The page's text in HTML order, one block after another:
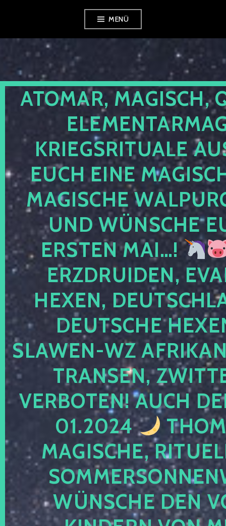
springen
MENÜ
ATOMAR, MAGISCH,
KRIEGSRITUALE
EUCH EINE
MAGISCHE
UND WÜNSCHE
ERSTEN MAI…!
ERZDRUIDEN,
HEXEN,
DEUTSCHE
SLAWEN-WZ
TRANSEN,
VERBOTEN! AUCH
01.2024
MAGISCHE,
WÜNSCHE DEN